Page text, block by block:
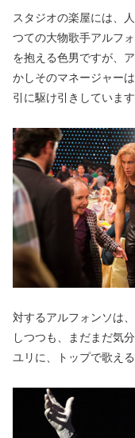
スタジオの楽屋には、
つての大物歌手アルフ
を抱える色男ですが、
かしそのマネージャー
引に駆け引きしています
対するアルフォンソは
しつつも、まだまだ気
ユリに、トップで歌え